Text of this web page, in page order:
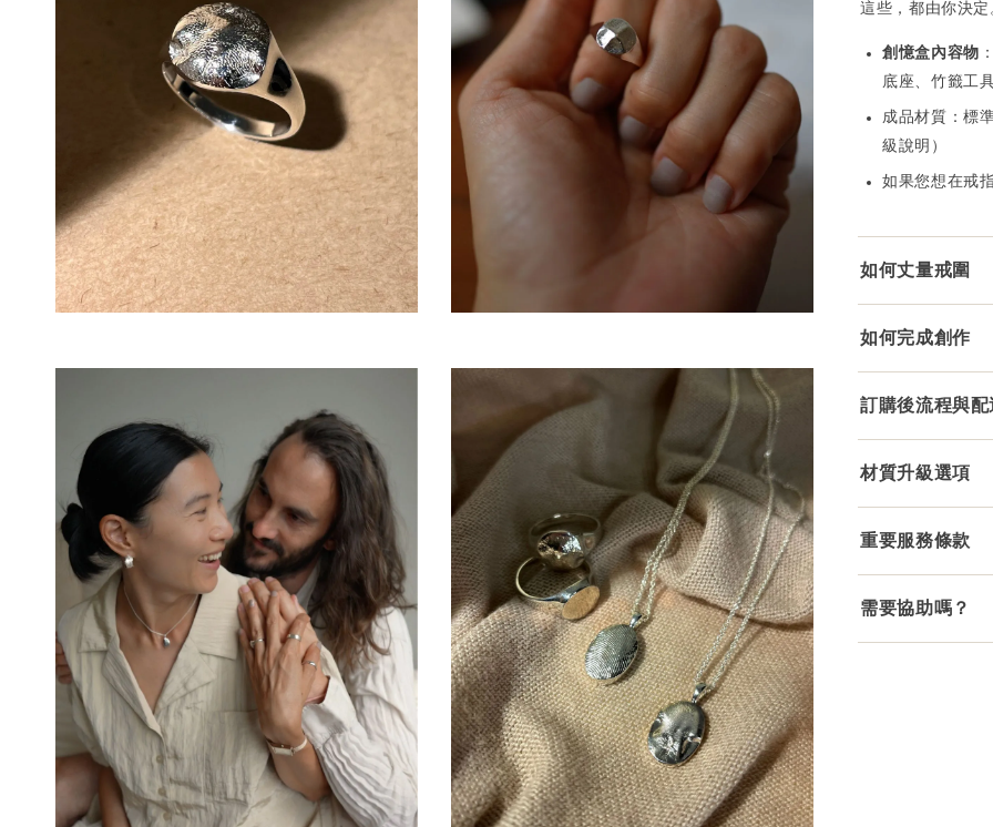
這些，都由你決
創憶盒 內容物
底座、竹籤工
成品材質：標
級說明）
如果您想在戒
如何丈量戒圍
如何完成創作
訂購後流程與配
材質升級選項
重要服務條款
需要協助嗎？